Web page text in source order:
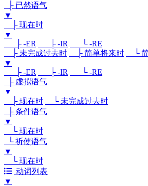
├ 已然语气
▼
├ 现在时
▼
├ -ER
├ -IR
└ -RE
├ 未完成过去时
├ 简单将来时
└ 简
▼
├ -ER
├ -IR
└ -RE
├ 虚拟语气
▼
├ 现在时
└ 未完成过去时
├ 条件语气
▼
└ 现在时
└ 祈使语气
▼
└ 现在时
动词列表
▼